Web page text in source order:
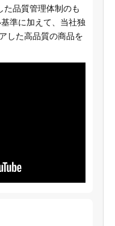
た品質管理体制のも
準に加えて、当社独
した高品質の商品を